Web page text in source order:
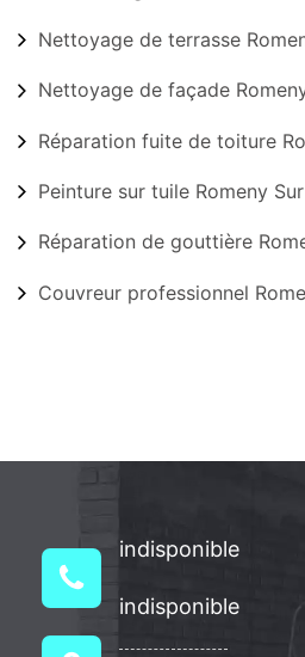
Nettoyage de terrasse
Nettoyage de façade
Réparation fuite de toiture
Peinture sur tuile Romeny
Réparation de gouttière
Couvreur professionnel
indisponible
indisponible